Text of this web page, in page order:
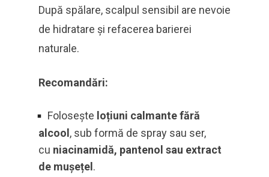
După spălare, scalpul sensibil are nevoie
de hidratare și refacerea barierei
naturale.
Recomandări:
Folosește loțiuni calmante fără
alcool, sub formă de spray sau ser,
cu niacinamidă, pantenol sau extract
de mușețel.